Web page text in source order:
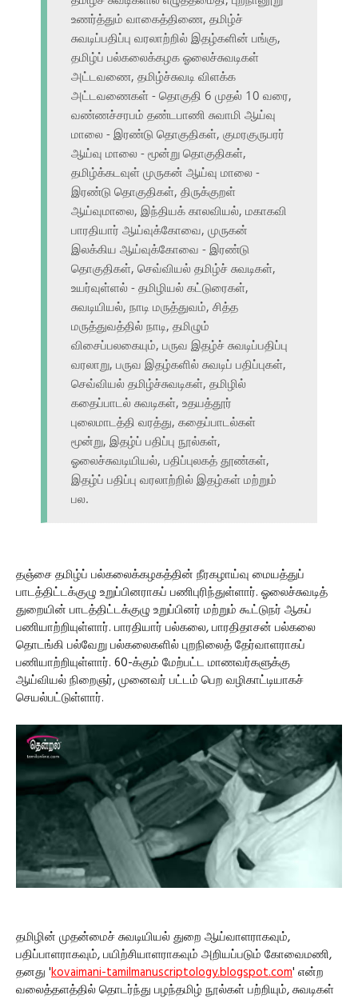
உணர்த்தும் வாகைத்திணை, தமிழ்ச்
சுவடிப்பதிப்பு வரலாற்றில் இதழ்களின் பங்கு,
தமிழ்ப் பல்கலைக்கழக ஓலைச்சுவடிகள்
அட்டவணை, தமிழ்ச்சுவடி விளக்க
அட்டவணைகள் - தொகுதி 6 முதல் 10 வரை,
வண்ணச்சரபம் தண்டபாணி சுவாமி ஆய்வு
மாலை - இரண்டு தொகுதிகள், குமரகுருபரர்
ஆய்வு மாலை - மூன்று தொகுதிகள்,
தமிழ்க்கடவுள் முருகன் ஆய்வு மாலை -
இரண்டு தொகுதிகள், திருக்குறள்
ஆய்வுமாலை, இந்தியக் காலவியல், மகாகவி
பாரதியார் ஆய்வுக்கோவை, முருகன்
இலக்கிய ஆய்வுக்கோவை - இரண்டு
தொகுதிகள், செவ்வியல் தமிழ்ச் சுவடிகள்,
உயர்வுள்ளல் - தமிழியல் கட்டுரைகள்,
சுவடியியல், நாடி மருத்துவம், சித்த
மருத்துவத்தில் நாடி, தமிழும்
விசைப்பலகையும், பருவ இதழ்ச் சுவடிப்பதிப்பு
வரலாறு, பருவ இதழ்களில் சுவடிப் பதிப்புகள்,
செவ்வியல் தமிழ்ச்சுவடிகள், தமிழில்
கதைப்பாடல் சுவடிகள், உதயத்தூர்
புலைமாடத்தி வரத்து, கதைப்பாடல்கள்
மூன்று, இதழ்ப் பதிப்பு நூல்கள்,
ஓலைச்சுவடியியல், பதிப்புலகத் தூண்கள்,
இதழ்ப் பதிப்பு வரலாற்றில் இதழ்கள் மற்றும்
பல.
தஞ்சை தமிழ்ப் பல்கலைக்கழகத்தின் நீரகழாய்வு மையத்துப்
பாடத்திட்டக்குழு உறுப்பினராகப் பணிபுரிந்துள்ளார். ஓலைச்சுவடித்
துறையின் பாடத்திட்டக்குழு உறுப்பினர் மற்றும் கூட்டுநர் ஆகப்
பணியாற்றியுள்ளார். பாரதியார் பல்கலை, பாரதிதாசன் பல்கலை
தொடங்கி பல்வேறு பல்கலைகளில் புறநிலைத் தேர்வாளராகப்
பணியாற்றியுள்ளார். 60-க்கும் மேற்பட்ட மாணவர்களுக்கு
ஆய்வியல் நிறைஞர், முனைவர் பட்டம் பெற வழிகாட்டியாகச்
செயல்பட்டுள்ளார்.
தமிழின் முதன்மைச் சுவடியியல் துறை ஆய்வாளராகவும்,
பதிப்பாளராகவும், பயிற்சியாளராகவும் அறியப்படும் கோவைமணி,
தனது 'kovaimani-tamilmanuscriptology.blogspot.com' என்ற
வலைத்தளத்தில் தொடர்ந்து பழந்தமிழ் நூல்கள் பற்றியும், சுவடிகள்